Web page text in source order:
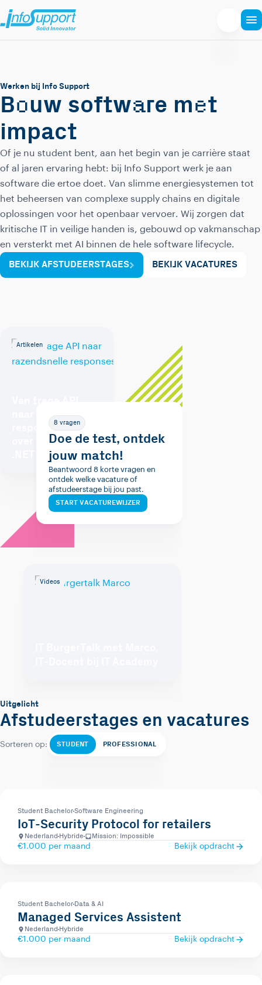
Werken bij Info Support
Bouw software met
impact
Of je nu student bent, aan het begin van je carrière staat
of al jaren ervaring hebt: bij Info Support werk je aan
software die ertoe doet. Van slimme energiesystemen tot
het beheersen van complexe supply chains en digitale
oplossingen voor het openbaar vervoer. Wij zorgen dat
kritische IT in veilige handen is, gebouwd op vakmanschap
en versterkt met AI binnen de hele software lifecycle.
BEKIJK AFSTUDEERSTAGES BEKIJK VACATURES
Artikelen
naar razendsnelle
responses: Alles
over caching in
Videos
8 vragen
Doe de test, ontdek
jouw match!
Beantwoord 8 korte vragen en
ontdek welke vacature of
afstudeerstage bij jou past.
START VACATUREWIJZER
Uitgelicht
Afstudeerstages en vacatures
Sorteren op: STUDENT PROFESSIONAL
Student BachelorSoftware Engineering
IoT-Security Protocol for retailers
Nederland Hybride Mission: Impossible
€1.000 per maand Bekijk opdracht
Student Bachelor Data & AI
Managed Services Assistent
Nederland Hybride
€1.000 per maand Bekijk opdracht